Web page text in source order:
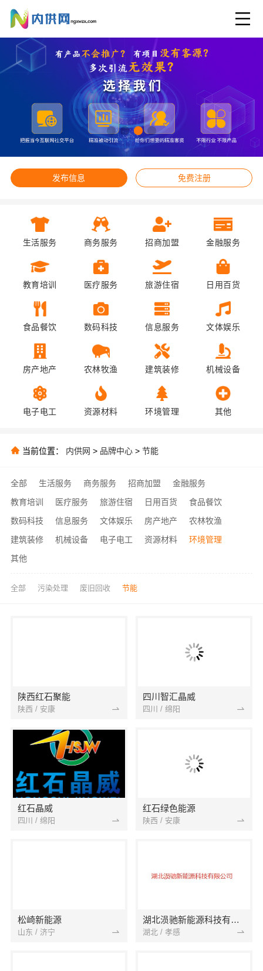
发布信息 免费注册
生活服务 商务服务 招商加盟 金融服务
教育培训 医疗服务 旅游住宿 日用百货
食品餐饮 数码科技 信息服务 文体娱乐
房产地产 农林牧渔 建筑装修 机械设备
电子电工 资源材料 环境管理 其他
当前位置： 内供网 > 品牌中心 > 节能
全部 生活服务 商务服务 招商加盟
金融服务
教育培训
医疗服务 旅游住宿 日用百货
食品餐饮
数码科技
信息服务 文体娱乐 房产地产
农林牧渔
建筑装修
机械设备 电子电工 资源材料
环境管理
其他
全部 污染处理 废旧回收 节能
陕西红石聚能
陕西 / 安康
四川智汇晶威
四川 / 绵阳
红石晶威
四川 / 绵阳
红石绿色能源
陕西 / 安康
松崎新能源
山东 / 济宁
湖北涢驰新能源科技有限公司
湖北 / 孝感